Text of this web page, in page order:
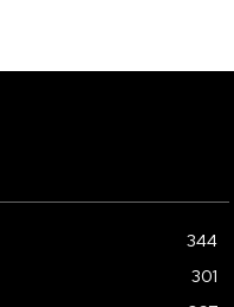
344
301